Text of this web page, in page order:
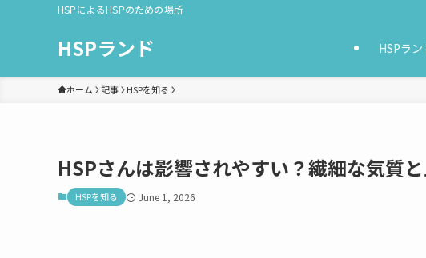
HSPによるHSPのための場所
HSPランド HSPラ
ホーム 記事 HSPを知る
HSPさんは影響されやすい？繊細な気質
HSPを知る June 1, 2026